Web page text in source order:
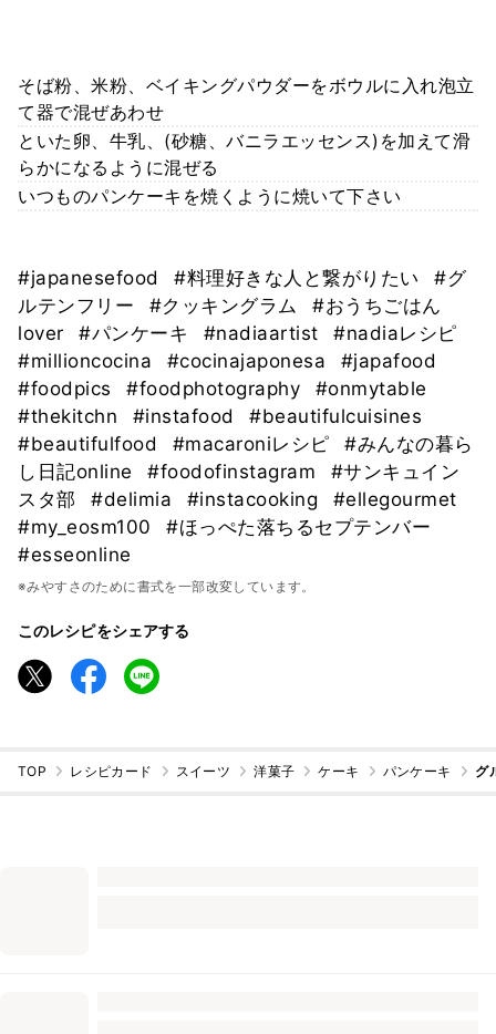
そば粉、米粉、ベイキングパウダーをボウルに入れ泡立
て器で混ぜあわせ
といた卵、牛乳、(砂糖、バニラエッセンス)を加えて滑
らかになるように混ぜる
いつものパンケーキを焼くように焼いて下さい
#japanesefood #料理好きな人と繋がりたい
#グ
ルテンフリー
#クッキングラム
#おうちごはん
lover
#パンケーキ #nadiaartist
#nadiaレシピ
#millioncocina
#cocinajaponesa
#japafood
#foodpics
#foodphotography
#onmytable
#thekitchn
#instafood
#beautifulcuisines
#beautifulfood
#macaroniレシピ
#みんなの暮ら
し日記online
#foodofinstagram
#サンキュイン
スタ部
#delimia #instacooking
#ellegourmet
#my_eosm100
#ほっぺた落ちるセプテンバー
#esseonline
※みやすさのために書式を一部改変しています。
このレシピをシェアする
TOP レシピカード スイーツ 洋菓子 ケーキ パンケーキ グ